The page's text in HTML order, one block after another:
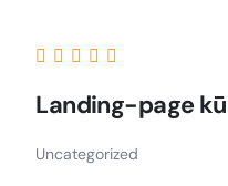
Landing-page
Uncategorized
Kontaktai
Mano paskyra